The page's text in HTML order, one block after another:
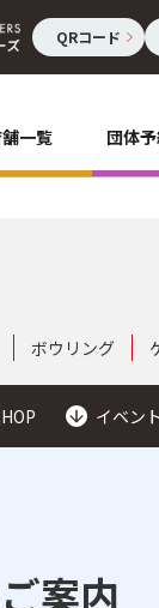
QRコード
一覧 団体
ボウリング
イベント
案内